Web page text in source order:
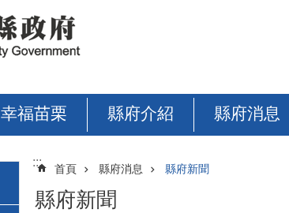
幸福苗栗 縣府介紹 縣府消息
::: 首頁 縣府消息 縣府新聞
縣府新聞